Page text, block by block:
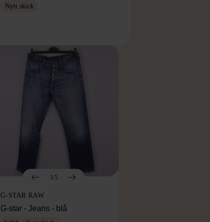
Nytt skick
1/5
G-STAR RAW
G-star - Jeans - blå